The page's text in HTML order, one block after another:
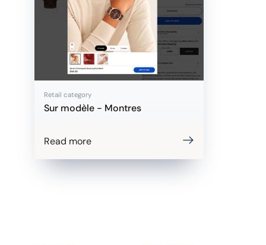
Retail category
Sur modèle - Montres
Read more